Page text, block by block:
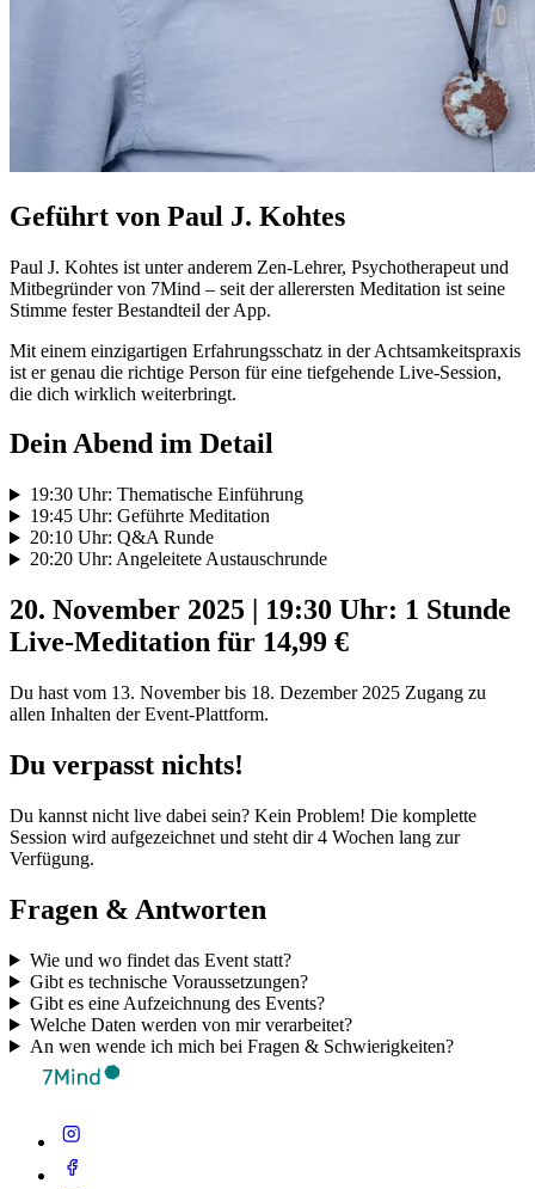
Geführt von Paul J. Kohtes
Paul J. Kohtes ist unter anderem Zen-Lehrer, Psychotherapeut und
Mitbegründer von 7Mind – seit der allerersten Meditation ist seine
Stimme fester Bestandteil der App.
Mit einem einzigartigen Erfahrungsschatz in der Achtsamkeitspraxis
ist er genau die richtige Person für eine tiefgehende Live-Session,
die dich wirklich weiterbringt.
Dein Abend im Detail
19:30 Uhr: Thematische Einführung
19:45 Uhr: Geführte Meditation
20:10 Uhr: Q&A Runde
20:20 Uhr: Angeleitete Austauschrunde
20. November 2025 | 19:30 Uhr: 1 Stunde
Live-Meditation für 14,99 €
Du hast vom 13. November bis 18. Dezember 2025 Zugang zu
allen Inhalten der Event-Plattform.
Du verpasst nichts!
Du kannst nicht live dabei sein? Kein Problem! Die komplette
Session wird aufgezeichnet und steht dir 4 Wochen lang zur
Verfügung.
Fragen & Antworten
Wie und wo findet das Event statt?
Gibt es technische Voraussetzungen?
Gibt es eine Aufzeichnung des Events?
Welche Daten werden von mir verarbeitet?
An wen wende ich mich bei Fragen & Schwierigkeiten?